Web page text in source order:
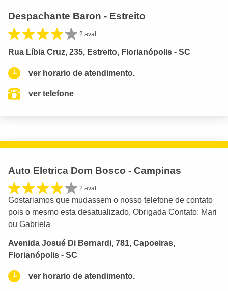
Despachante Baron - Estreito
2 aval.
Rua Líbia Cruz, 235, Estreito, Florianópolis - SC
ver horario de atendimento.
ver telefone
Auto Eletrica Dom Bosco - Campinas
2 aval.
Gostariamos que mudassem o nosso telefone de contato
pois o mesmo esta desatualizado, Obrigada Contato: Mari
ou Gabriela
Avenida Josué Di Bernardi, 781, Capoeiras,
Florianópolis - SC
ver horario de atendimento.